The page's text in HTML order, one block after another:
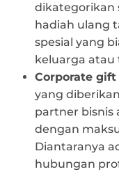
dikategorikan
hadiah ulang
spesial yang
keluarga atau
Corporate
yang
partner bisnis
dengan
Diantaranya
hubungan